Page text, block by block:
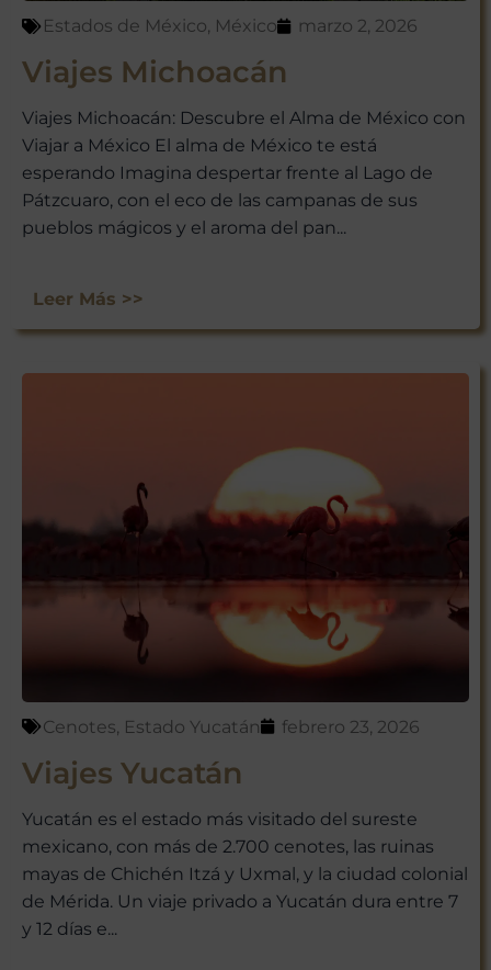
Estados de México, México marzo 2, 2026
Viajes Michoacán
Viajes Michoacán: Descubre el Alma de México con
Viajar a México El alma de México te está
esperando Imagina despertar frente al Lago de
Pátzcuaro, con el eco de las campanas de sus
pueblos mágicos y el aroma del pan...
Leer Más >>
Cenotes Estado Yucatán febrero 23, 2026
Viajes Yucatán
Yucatán es el estado más visitado del sureste
mexicano, con más de 2.700 cenotes, las ruinas
mayas de Chichén Itzá y Uxmal, y la ciudad colonial
de Mérida. Un viaje privado a Yucatán dura entre 7
y 12 días e...